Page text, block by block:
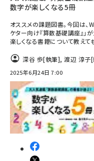
数字が楽しくなる5冊
オススメの課題図書。今回は
ケター向け『算数基礎講座』」
楽しくなる書籍について教えて
深谷 歩[執筆],渡辺 淳子[
2025年6月24日 7:00